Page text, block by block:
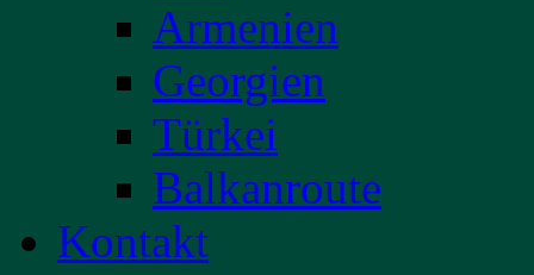
Armenien
Georgien
Türkei
Balkanroute
Kontakt